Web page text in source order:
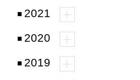
2021
2020
2019